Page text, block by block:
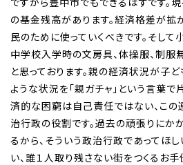
の基金残高があります。経済格差が拡
民のために使っていくべきです。そし
中学校入学時の文房具、体操服、制服
と思っております。親の経済状況が子
ような状況を「親ガチャ」という言葉で
済的な困窮は自己責任ではない、こ
治行政の役割です。過去の頑張りにか
るから、そういう政治行政であってほ
い、誰１人取り残さない街をつくるお